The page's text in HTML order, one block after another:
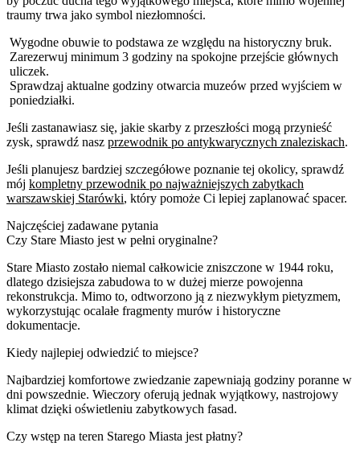
traumy trwa jako symbol niezłomności.
Wygodne obuwie to podstawa ze względu na historyczny bruk.
Zarezerwuj minimum 3 godziny na spokojne przejście głównych
uliczek.
Sprawdzaj aktualne godziny otwarcia muzeów przed wyjściem w
poniedziałki.
Jeśli zastanawiasz się, jakie skarby z przeszłości mogą przynieść
zysk, sprawdź nasz przewodnik po antykwarycznych znaleziskach.
Jeśli planujesz bardziej szczegółowe poznanie tej okolicy, sprawdź
mój kompletny przewodnik po najważniejszych zabytkach
warszawskiej Starówki, który pomoże Ci lepiej zaplanować spacer.
Najczęściej zadawane pytania
Czy Stare Miasto jest w pełni oryginalne?
Stare Miasto zostało niemal całkowicie zniszczone w 1944 roku,
dlatego dzisiejsza zabudowa to w dużej mierze powojenna
rekonstrukcja. Mimo to, odtworzono ją z niezwykłym pietyzmem,
wykorzystując ocalałe fragmenty murów i historyczne
dokumentacje.
Kiedy najlepiej odwiedzić to miejsce?
Najbardziej komfortowe zwiedzanie zapewniają godziny poranne w
dni powszednie. Wieczory oferują jednak wyjątkowy, nastrojowy
klimat dzięki oświetleniu zabytkowych fasad.
Czy wstęp na teren Starego Miasta jest płatny?